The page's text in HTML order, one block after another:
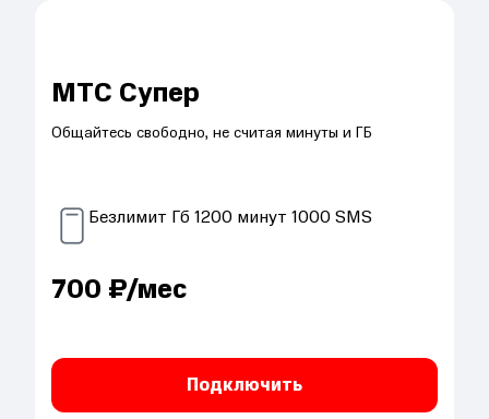
МТС Супер
Общайтесь свободно, не считая минуты и ГБ
Безлимит Гб 1200 минут 1000SMS
700 ₽/мес
Подключить